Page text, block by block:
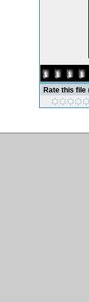
Rate this file